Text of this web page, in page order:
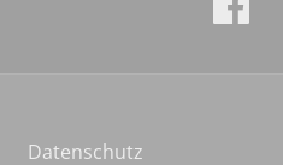
Datenschutz